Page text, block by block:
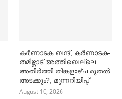
കര്‍ണാടക ബന്ദ്; കര്‍ണാടക-
തമിഴ്നാട് അത്തിബെല്ലെ
അതിര്‍ത്തി തിങ്കളാഴ്ച മുതല്‍
അടക്കും?, മുന്നറിയിപ്പ്
August 10, 2026